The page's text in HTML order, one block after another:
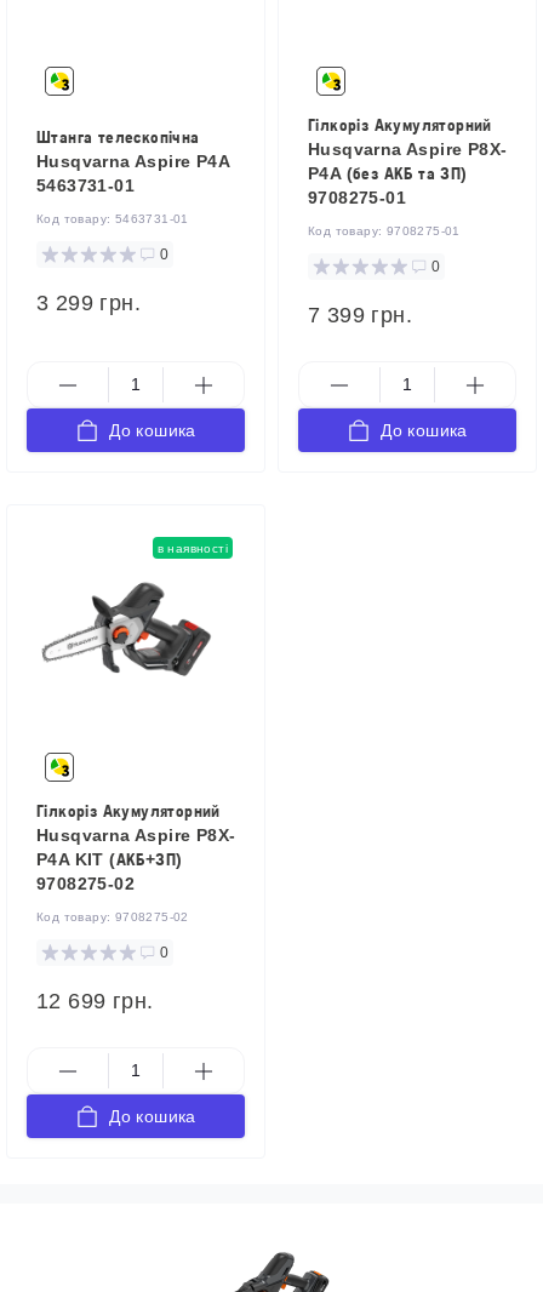
Штанга телескопічна
Husqvarna Aspire P4A
5463731-01
Код товару: 5463731-01
0
3 299 грн.
До кошика
Гілкоріз Акумуляторний
Husqvarna Aspire P8X-
P4A (без АКБ та ЗП)
9708275-01
Код товару: 9708275-01
0
7 399 грн.
До кошика
в наявності
Гілкоріз Акумуляторний
Husqvarna Aspire P8X-
P4A KIT (АКБ+ЗП)
9708275-02
Код товару: 9708275-02
0
12 699 грн.
До кошика